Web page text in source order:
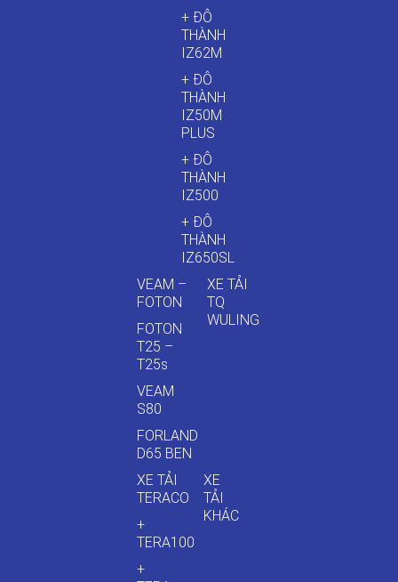
+ ĐÔ
THÀNH
IZ62M
+ ĐÔ
THÀNH
IZ50M
PLUS
+ ĐÔ
THÀNH
IZ500
+ ĐÔ
THÀNH
IZ650SL
VEAM –
FOTON
FOTON
T25 –
T25s
VEAM
S80
FORLAND
D65 BEN
XE TẢI
TQ
WULING
XE TẢI
TERACO
+
TERA100
+
XE
TẢI
KHÁC